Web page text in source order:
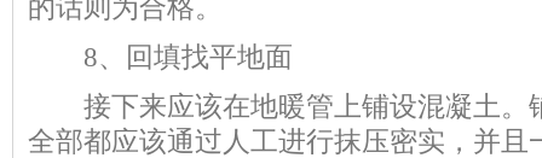
的话则为合格。
8、回填找平地面
接下来应该在地暖管上铺设混凝土。
全部都应该通过人工进行抹压密实，并且